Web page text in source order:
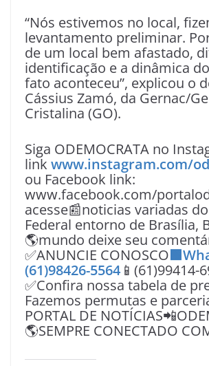
“Nós estivemos no local,
levantamento preliminar.
de um local bem afastado,
identificação e a dinâmica
fato aconteceu”, explicou o
Cássius Zamó, da Gernac/
Cristalina (GO).
Siga ODEMOCRATA no
link www.instagram.com/
ou Facebook link:
www.facebook.com/
acesse📰noticias variadas
Federal entorno de Brasília,
🌎mundo deixe seu
✅ANUNCIE CONOSCO
(61)98426-5564 📱(61)99414-
✅Confira nossa tabela de
Fazemos permutas e
PORTAL DE
🌎SEMPRE CONECTADO